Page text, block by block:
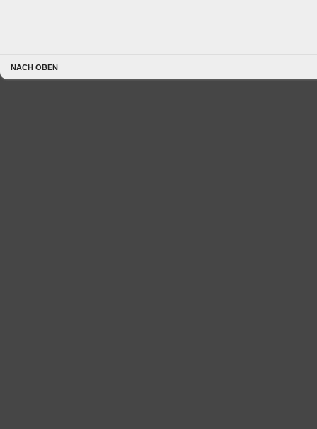
NACH OBEN